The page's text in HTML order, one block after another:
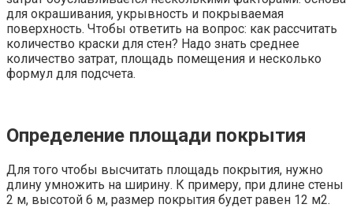
для окрашивания, укрывность и покрываемая
поверхность. Чтобы ответить на вопрос: как рассчитать
количество краски для стен? Надо знать среднее
количество затрат, площадь помещения и несколько
формул для подсчета.
Определение площади покрытия
Для того чтобы высчитать площадь покрытия, нужно
длину умножить на ширину. К примеру, при длине стены
2 м, высотой 6 м, размер покрытия будет равен 12 м2.